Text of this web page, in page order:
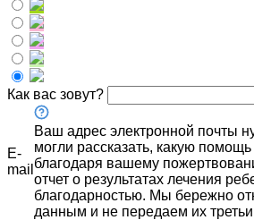
Как вас зовут?
E-
mail
Ваш адрес электронной почты
могли рассказать, какую помощь
благодаря вашему
отчет о результатах лечения
благодарностью. Мы бережно
данным и не передаем их